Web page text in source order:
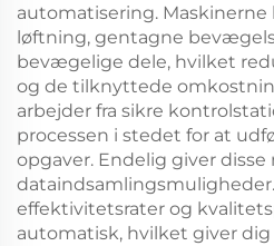
automatisering.
løftning, gentagne
bevægelige dele, hvilket
og de tilknyttede
arbejder fra sikre
processen i stedet for at
opgaver. Endelig giver
effektivitetsrater og
automatisk, hvilket giver